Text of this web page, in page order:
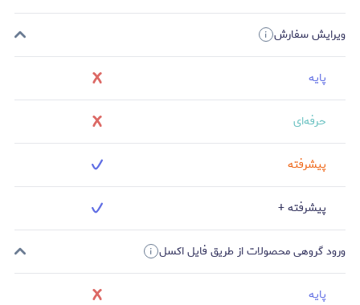
ویرایش سفارش
پایه
حرفه‌ای
پیشرفته
پیشرفته +
ورود گروهی محصولات از طریق فایل اکسل
پایه